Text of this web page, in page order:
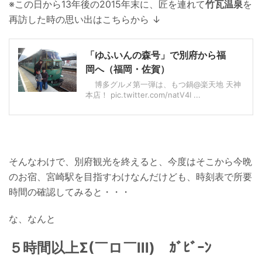
※この日から13年後の2015年末に、匠を連れて竹瓦温泉を
再訪した時の思い出はこちらから ↓
「ゆふいんの森号」で別府から福
岡へ（福岡・佐賀）
博多グルメ第一弾は、もつ鍋@楽天地 天神
本店！ pic.twitter.com/natV4I ...
そんなわけで、別府観光を終えると、今度はそこから今晩
のお宿、宮崎駅を目指すわけなんだけども、時刻表で所要
時間の確認してみると・・・
な、なんと
５時間以上Σ(￣ロ￣lll) ｶﾞﾋﾞｰﾝ